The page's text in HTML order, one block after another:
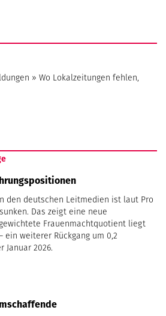
» Wo Lokalzeitungen fehlen,
den deutschen Leitmedien ist laut Pro
Das zeigt eine neue
Frauenmachtquotient liegt
ein weiterer Rückgang um 0,2
Januar 2026.